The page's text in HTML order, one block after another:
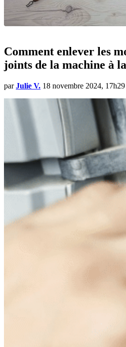
Comment enlever les
joints de la machine à
par Julie V. 18 novembre 2024, 17h29